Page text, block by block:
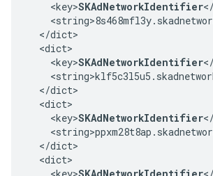
    <key>
SKAdNetworkIdentifier
  </dict>
  <dict>
    <key>
SKAdNetworkIdentifier
  </dict>
  <dict>
    <key>
SKAdNetworkIdentifier
  </dict>
  <dict>